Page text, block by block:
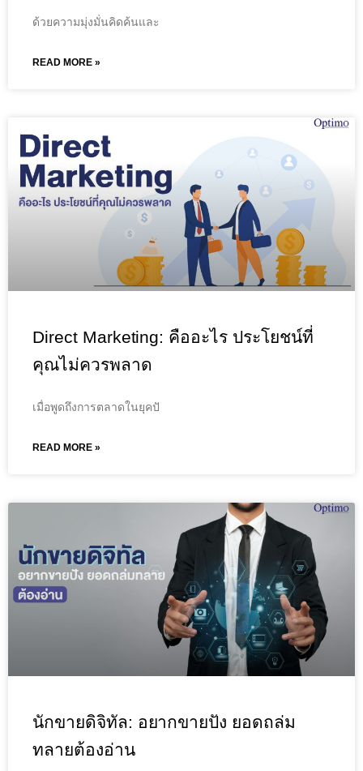
ด้วยความมุ่งมั่นคิดค้นและ
READ MORE »
Direct Marketing: คืออะไร ประโยชน์ที่
คุณไม่ควรพลาด
เมื่อพูดถึงการตลาดในยุคปั
READ MORE »
นักขายดิจิทัล: อยากขายปัง ยอดถล่ม
ทลายต้องอ่าน